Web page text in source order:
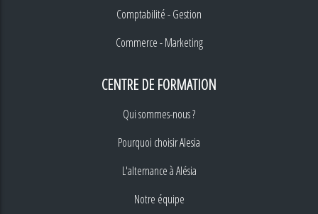
Comptabilité - Gestion
Commerce - Marketing
CENTRE DE FORMATION
Qui sommes-nous ?
Pourquoi choisir Alesia
L'alternance à Alésia
Notre équipe